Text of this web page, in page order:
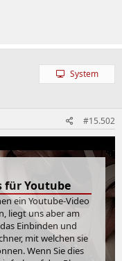
System
#15.502
für Youtube
ein Youtube-Video
liegt uns aber am
Einbinden und
mit welchen sie
Wenn Sie dies